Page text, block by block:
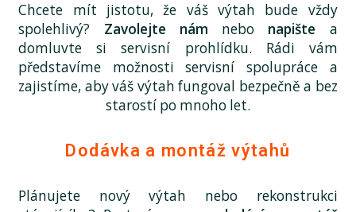
Chcete mít jistotu, že váš výtah bude vždy
spolehlivý?
Zavolejte nám nebo napište a
domluvte si servisní prohlídku. Rádi vám
představíme možnosti servisní spolupráce a
zajistíme, aby váš výtah fungoval bezpečně a bez
starostí po mnoho let.
Dodávka a montáž výtahů
Plánujete nový výtah nebo rekonstrukci